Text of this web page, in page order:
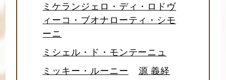
ミケランジェロ・ディ・ロドヴ
ィーコ・ブオナローティ・シモ
ーニ
ミシェル・ド・モンテーニュ
ミッキー・ルーニー
源 義経